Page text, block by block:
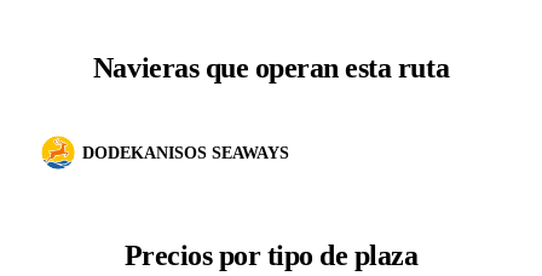
Navieras que operan esta ruta
DODEKANISOS SEAWAYS
Precios por tipo de plaza